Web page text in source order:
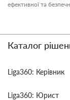
ефективної та
Каталог
Liga360: Керівник
Liga360: Юрист